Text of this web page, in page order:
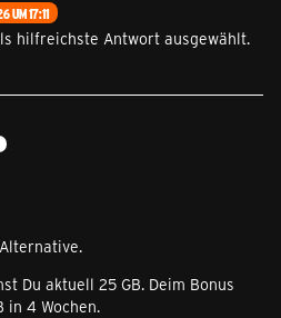
UM 17:11
hilfreichste Antwort ausgewählt.
Du aktuell 25 GB. Deim Bonus
in 4 Wochen.